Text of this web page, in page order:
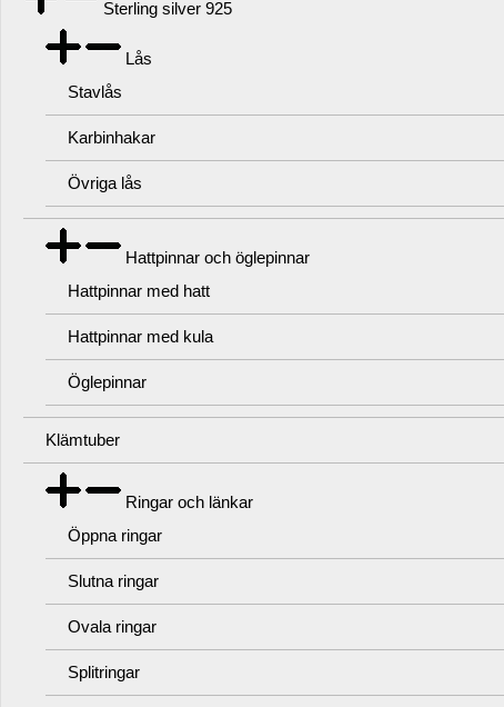
Sterling silver 925
Lås
Stavlås
Karbinhakar
Övriga lås
Hattpinnar och öglepinnar
Hattpinnar med hatt
Hattpinnar med kula
Öglepinnar
Klämtuber
Ringar och länkar
Öppna ringar
Slutna ringar
Ovala ringar
Splitringar